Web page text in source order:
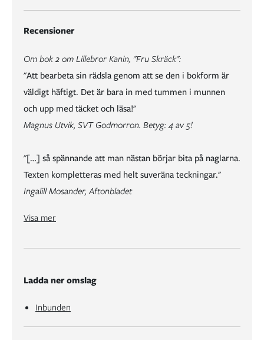
Recensioner
Om bok 2 om Lillebror Kanin, "Fru Skräck":
"Att bearbeta sin rädsla genom att se den i bokform är
väldigt häftigt. Det är bara in med tummen i munnen
och upp med täcket och läsa!"
Magnus Utvik, SVT Godmorron. Betyg: 4 av 5!
"[…] så spännande att man nästan börjar bita på naglarna.
Texten kompletteras med helt suveräna teckningar."
Ingalill Mosander, Aftonbladet
Visa mer
Ladda ner omslag
Inbunden